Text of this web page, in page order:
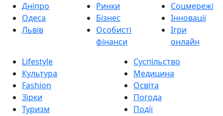
Дніпро
Одеса
Львів
Ринки
Бізнес
Особисті
фінанси
Соцмережі
Інновації
Ігри
онлайн
Lifestyle
Культура
Fashion
Зірки
Туризм
Суспільство
Медицина
Освіта
Погода
Події